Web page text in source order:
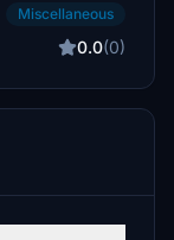
Miscellaneous
0.0(0)